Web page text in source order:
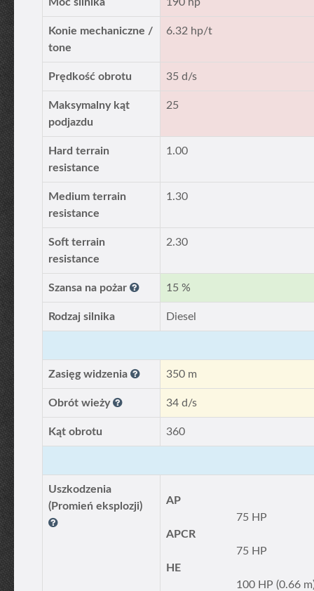
Konie mechaniczne /
tone
6.32 hp/t
Prędkość obrotu 35 d/s
Maksymalny kąt
podjazdu
25
Hard terrain
resistance
1.00
Medium terrain
resistance
1.30
Soft terrain
resistance
2.30
Szansa na pożar 15 %
Rodzaj silnika Diesel
Zasięg widzenia 350 m
Obrót wieży 34 d/s
Kąt obrotu 360
Uszkodzenia
(Promień eksplozji)
AP
75 HP
APCR
75 HP
HE
100 HP (0.66